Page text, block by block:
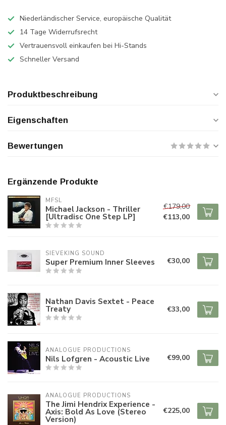
Niederländischer Service, europäische Qualität
14 Tage Widerrufsrecht
Vertrauensvoll einkaufen bei Hi-Stands
Schneller Versand
Produktbeschreibung
Eigenschaften
Bewertungen
Ergänzende Produkte
MFSL
Michael Jackson - Thriller
[Ultradisc One Step LP]
€179,00
€113,00
SIEVEKING SOUND
Super Premium Inner Sleeves €30,00
Nathan Davis Sextet - Peace
Treaty €33,00
ANALOGUE PRODUCTIONS
Nils Lofgren - Acoustic Live €99,00
ANALOGUE PRODUCTIONS
The Jimi Hendrix Experience -
Axis: Bold As Love (Stereo
Version)
€225,00